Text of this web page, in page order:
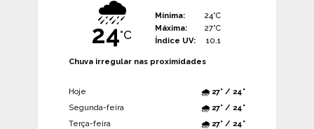
🌧️
24°C
Mínima:
24°C
Máxima:
27°C
Índice UV:
10.1
Chuva irregular nas proximidades
Hoje
🌧️ 27° / 24°
Segunda-feira
🌧️ 27° / 24°
Terça-feira
🌧️ 27° / 24°